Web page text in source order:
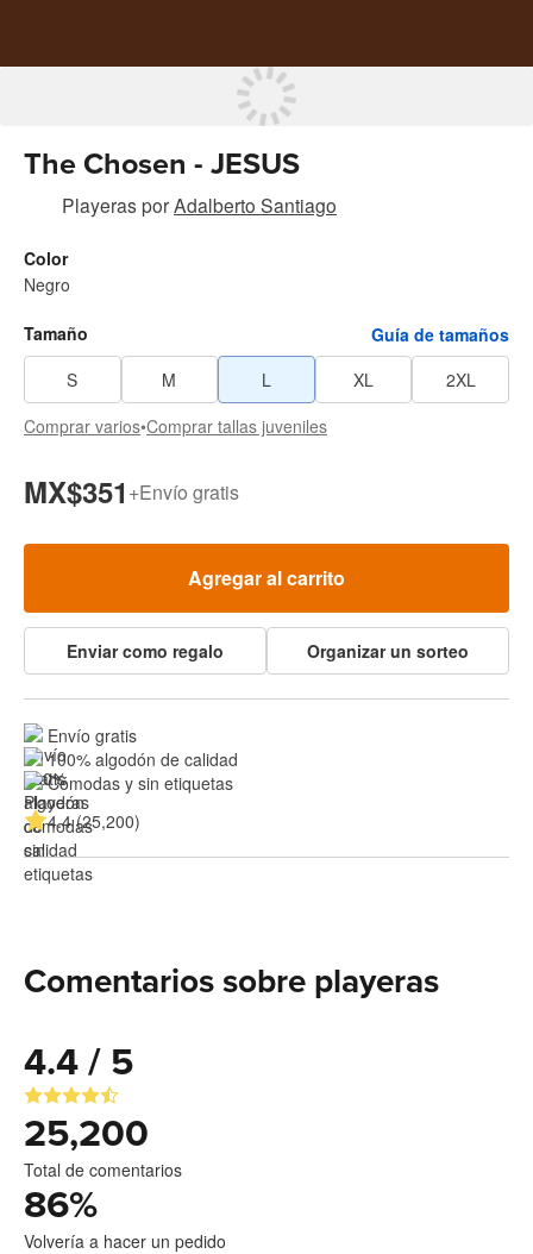
The Chosen - JESUS
PlayerasporAdalberto Santiago
Color
Negro
Tamaño
Guía de tamaños
S
M L XL
2XL
Comprar varios•Comprar tallas juveniles
MX$351 +Envío gratis
Agregar al carrito
Enviar como regalo Organizar un sorteo
Envío gratis
100% algodón de calidad
Cómodas y sin etiquetas
4.4 (25,200)
Comentarios sobre playeras
4.4 / 5
25,200
Total de comentarios
86%
Volvería a hacer un pedido